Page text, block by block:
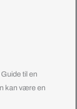
til en
kan være en